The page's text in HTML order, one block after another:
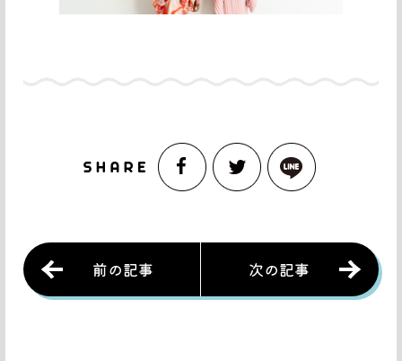
前の記事 次の記事